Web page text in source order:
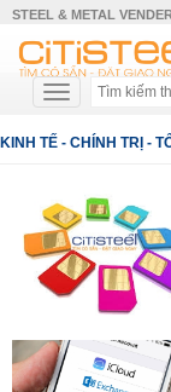
STEEL & METAL
KINH TẾ - CHÍNH TRỊ -